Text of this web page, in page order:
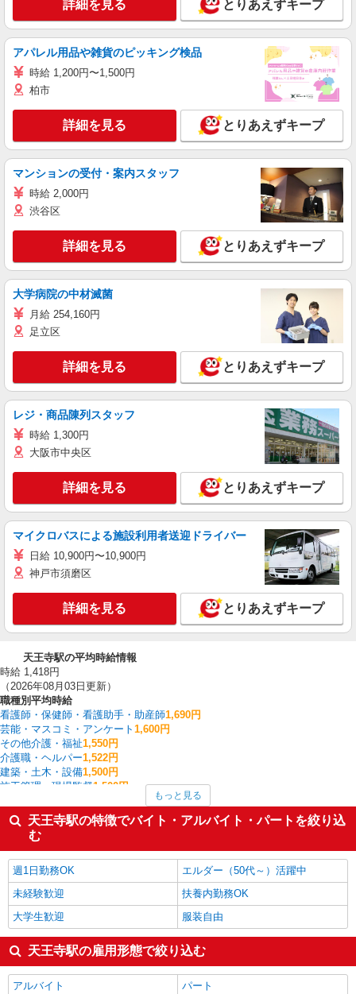
詳細を見る とりあえずキープ
アパレル用品や雑貨のピッキング検品
時給 1,200円〜1,500円
柏市
詳細を見る とりあえずキープ
マンションの受付・案内スタッフ
時給 2,000円
渋谷区
詳細を見る とりあえずキープ
大学病院の中材滅菌
月給 254,160円
足立区
詳細を見る とりあえずキープ
レジ・商品陳列スタッフ
時給 1,300円
大阪市中央区
詳細を見る とりあえずキープ
マイクロバスによる施設利用者送迎ドライバー
日給 10,900円〜10,900円
神戸市須磨区
詳細を見る とりあえずキープ
天王寺駅の平均時給情報
時給 1,418円
（2026年08月03日更新）
職種別平均時給
看護師・保健師・看護助手・助産師1,690円
芸能・マスコミ・アンケート 1,600円
その他介護・福祉1,550円
介護職・ヘルパー1,522円
建築・土木・設備1,500円
施工管理・現場監督1,500円
カフェ・ダイニング1,400円
スイーツ・ケーキ・パン1,400円
入出庫・商品管理・検品・検査
天王寺駅の他の職種の平均時給を見る
もっと見る
天王寺駅の特徴でバイト・アルバイト・パートを絞り込
む
週1日勤務OK
エルダー（50代～）活躍中
未経験歓迎
扶養内勤務OK
大学生歓迎
服装自由
天王寺駅の雇用形態で絞り込む
アルバイト
パート